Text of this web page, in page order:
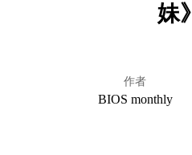
妹》
作者
BIOS monthly